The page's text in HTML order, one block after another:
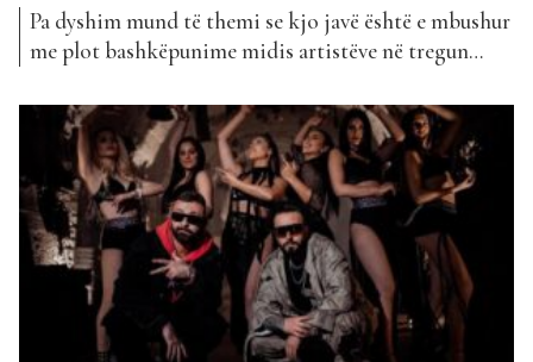
Pa dyshim mund të themi se kjo javë është e mbushur
me plot bashkëpunime midis artistëve në tregun
Young Zerka, të cilët kanë sjellë “Diabla”. Projekti pa
diskutim sapo u publikua u prit mjaft mirë duke
siguruar vlerat e një super...